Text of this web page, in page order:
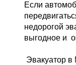
Если
недорогой
выгодное и